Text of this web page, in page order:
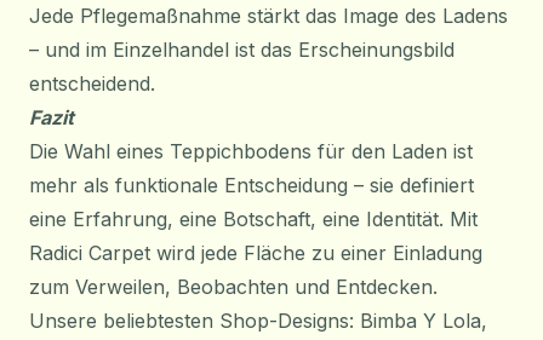
Jede Pflegemaßnahme stärkt das Image des Ladens
– und im Einzelhandel ist das Erscheinungsbild
entscheidend.
Fazit
Die Wahl eines Teppichbodens für den Laden ist
mehr als funktionale Entscheidung – sie definiert
eine Erfahrung, eine Botschaft, eine Identität. Mit
Radici Carpet wird jede Fläche zu einer Einladung
zum Verweilen, Beobachten und Entdecken.
Unsere beliebtesten Shop-Designs: Bimba Y Lola,